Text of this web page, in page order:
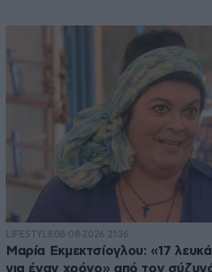
LIFESTYLE08·08·2026 21:36
Μαρία Εκμεκτσίογλου: «17
για έναν χρόνο» από τον